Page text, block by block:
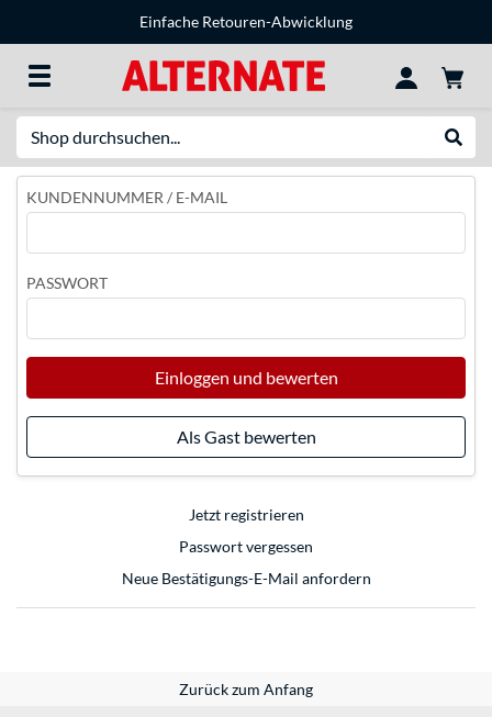
Einfache Retouren-Abwicklung
KUNDENNUMMER / E-MAIL
PASSWORT
Einloggen und bewerten
Als Gast bewerten
Jetzt registrieren
Passwort vergessen
Neue Bestätigungs-E-Mail anfordern
Zurück zum Anfang